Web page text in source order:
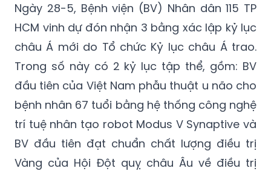
Ngày 28-5, Bệnh viện (BV) Nhân dân 115 TP
HCM vinh dự đón nhận 3 bằng xác lập kỷ lục
châu Á mới do Tổ chức Kỷ lục châu Á trao.
Trong số này có 2 kỷ lục tập thể, gồm: BV
đầu tiên của Việt Nam phẫu thuật u não cho
bệnh nhân 67 tuổi bằng hệ thống công nghệ
trí tuệ nhân tạo robot Modus V Synaptive và
BV đầu tiên đạt chuẩn chất lượng điều trị
Vàng của Hội Đột quỵ châu Âu về điều trị